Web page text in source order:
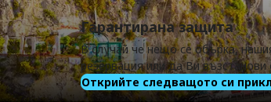
Гарантирана защита
В случай че нещо се обърка,
резервация или да Ви възстанови
Открийте следващото си